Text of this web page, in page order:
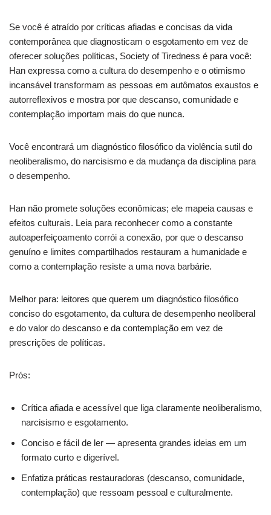
Se você é atraído por críticas afiadas e concisas da vida
contemporânea que diagnosticam o esgotamento em vez de
oferecer soluções políticas, Society of Tiredness é para você:
Han expressa como a cultura do desempenho e o otimismo
incansável transformam as pessoas em autômatos exaustos e
autorreflexivos e mostra por que descanso, comunidade e
contemplação importam mais do que nunca.
Você encontrará um diagnóstico filosófico da violência sutil do
neoliberalismo, do narcisismo e da mudança da disciplina para
o desempenho.
Han não promete soluções econômicas; ele mapeia causas e
efeitos culturais. Leia para reconhecer como a constante
autoaperfeiçoamento corrói a conexão, por que o descanso
genuíno e limites compartilhados restauram a humanidade e
como a contemplação resiste a uma nova barbárie.
Melhor para: leitores que querem um diagnóstico filosófico
conciso do esgotamento, da cultura de desempenho neoliberal
e do valor do descanso e da contemplação em vez de
prescrições de políticas.
Prós:
Crítica afiada e acessível que liga claramente neoliberalismo,
narcisismo e esgotamento.
Conciso e fácil de ler — apresenta grandes ideias em um
formato curto e digerível.
Enfatiza práticas restauradoras (descanso, comunidade,
contemplação) que ressoam pessoal e culturalmente.